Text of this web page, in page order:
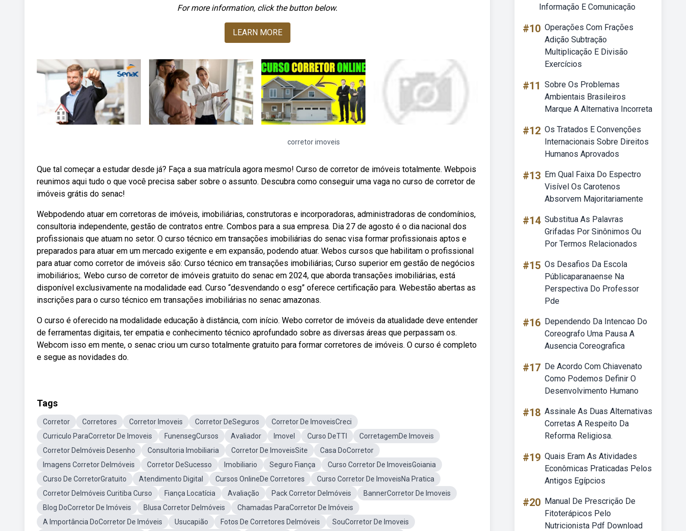
For more information, click the button below.
LEARN MORE
corretor imoveis
Que tal começar a estudar desde já? Faça a sua matrícula agora mesmo! Curso de corretor de imóveis totalmente. Webpois
reunimos aqui tudo o que você precisa saber sobre o assunto. Descubra como conseguir uma vaga no curso de corretor de
imóveis grátis do senac!
Webpodendo atuar em corretoras de imóveis, imobiliárias, construtoras e incorporadoras, administradoras de condomínios,
consultoria independente, gestão de contratos entre. Combos para a sua empresa. Dia 27 de agosto é o dia nacional dos
profissionais que atuam no setor. O curso técnico em transações imobiliárias do senac visa formar profissionais aptos e
preparados para atuar em um mercado exigente e em expansão, podendo atuar. Webos cursos que habilitam o profissional
para atuar como corretor de imóveis são: Curso técnico em transações imobiliárias; Curso superior em gestão de negócios
imobiliários;. Webo curso de corretor de imóveis gratuito do senac em 2024, que aborda transações imobiliárias, está
disponível exclusivamente na modalidade ead. Curso “desvendando o esg” oferece certificação para. Webestão abertas as
inscrições para o curso técnico em transações imobiliárias no senac amazonas.
O curso é oferecido na modalidade educação à distância, com início. Webo corretor de imóveis da atualidade deve entender
de ferramentas digitais, ter empatia e conhecimento técnico aprofundado sobre as diversas áreas que perpassam os.
Webcom isso em mente, o senac criou um curso totalmente gratuito para formar corretores de imóveis. O curso é completo
e segue as novidades do.
Tags
Corretor Corretores Corretor Imoveis Corretor DeSeguros
Corretor De ImoveisCreci
Curriculo ParaCorretor De Imoveis
FunensegCursos Avaliador Imovel Curso DeTTI
CorretagemDe Imoveis
Corretor DeImóveis Desenho
Consultoria Imobiliaria Corretor De ImoveisSite
Casa DoCorretor
Imagens Corretor DeImóveis
Corretor DeSucesso Imobiliario Seguro Fiança
Curso Corretor De ImoveisGoiania
Curso De CorretorGratuito
Atendimento Digital Cursos OnlineDe Corretores
Curso Corretor De ImoveisNa Pratica
Corretor DeImóveis Curitiba Curso
Fiança Locatícia Avaliação Pack Corretor DeImóveis
BannerCorretor De Imoveis
Blog DoCorretor De Imóveis
Blusa Corretor DeImóveis
Chamadas ParaCorretor De Imóveis
A Importância DoCorretor De Imóveis
Usucapião Fotos De Corretores DeImóveis
SouCorretor De Imoveis
Informação E Comunicação
#10 Operações Com Frações
Adição Subtração
Multiplicação E Divisão
Exercícios
#11 Sobre Os Problemas
Ambientais Brasileiros
Marque A Alternativa Incorreta
#12 Os Tratados E Convenções
Internacionais Sobre Direitos
Humanos Aprovados
#13 Em Qual Faixa Do Espectro
Visível Os Carotenos
Absorvem Majoritariamente
#14 Substitua As Palavras
Grifadas Por Sinônimos Ou
Por Termos Relacionados
#15 Os Desafios Da Escola
Públicaparanaense Na
Perspectiva Do Professor
Pde
#16 Dependendo Da Intencao Do
Coreografo Uma Pausa A
Ausencia Coreografica
#17 De Acordo Com Chiavenato
Como Podemos Definir O
Desenvolvimento Humano
#18 Assinale As Duas Alternativas
Corretas A Respeito Da
Reforma Religiosa.
#19 Quais Eram As Atividades
Econômicas Praticadas Pelos
Antigos Egípcios
#20 Manual De Prescrição De
Fitoterápicos Pelo
Nutricionista Pdf Download